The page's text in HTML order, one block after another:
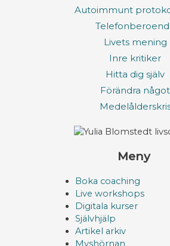
Autoimmunt
Livets mening
Inre kritiker
Hitta dig själv
Förändra något
Meny
Boka coaching
Live workshops
Digitala kurser
Självhjälp
Artikel arkiv
Myshörnan